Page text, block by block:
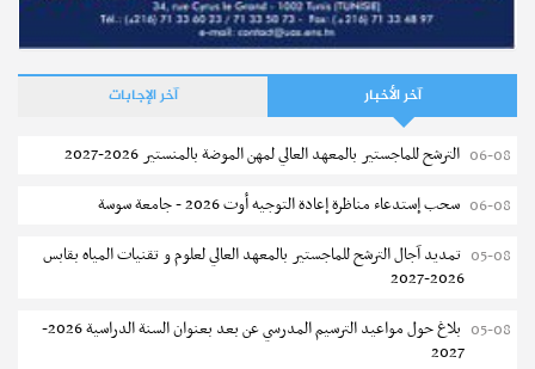
آخر الأخبار آخر الإجابات
06-08 الترشح للماجستير بالمعهد العالي لمهن الموضة بالمنستير 2026-2027
06-08 سحب إستدعاء مناظرة إعادة التوجيه أوت 2026 - جامعة سوسة
05-08 تمديد آجال الترشح للماجستير بالمعهد العالي لعلوم و تقنيات المياه بقابس
2026-2027
05-08
بلاغ حول مواعيد الترسيم المدرسي عن بعد بعنوان السنة الدراسية 2026-
2027